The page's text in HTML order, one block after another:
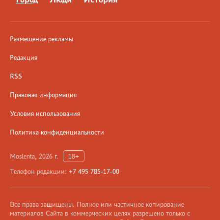
Размещение рекламы
Редакция
RSS
Правовая информация
Условия использования
Политика конфиденциальности
Moslenta, 2026 г.
18+
Телефон редакции: +7 495 785-17-00
Все права защищены. Полное или частичное копирование
материалов Сайта в коммерческих целях разрешено только с